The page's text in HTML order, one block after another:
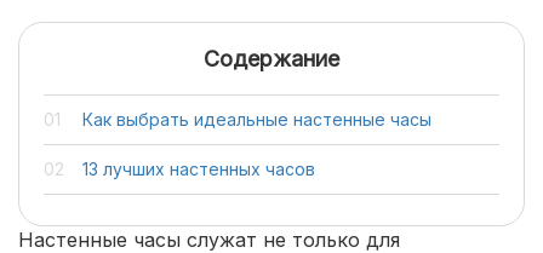
Содержание
Как выбрать идеальные настенные часы
13 лучших настенных часов
Настенные часы служат не только для